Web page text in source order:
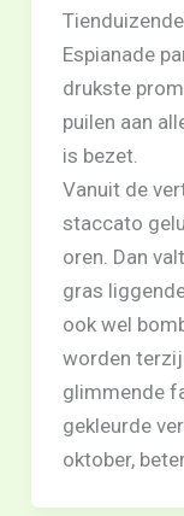
Espianade
drukste
puilen aan
is bezet.
Vanuit de
staccato
oren. Dan
gras
ook wel
worden
glimmende
gekleurde
oktober,